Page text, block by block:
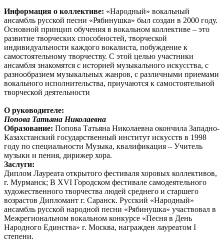
Информация о коллективе: «Народный» вокальный
ансамбль русской песни «Рябинушка» был создан в 2000 году.
Основной принцип обучения в вокальном коллективе – это
развитие творческих способностей, творческой
индивидуальности каждого вокалиста, побуждение к
самостоятельному творчеству. С этой целью участники
ансамбля знакомятся с историей музыкального искусства, с
разнообразием музыкальных жанров, с различными приемами
вокального исполнительства, приучаются к самостоятельной
творческой деятельности
О руководителе:
Попова Татьяна Николаевна
Образование: Попова Татьяна Николаевна окончила Западно-
Казахстанский государственный институт искусств в 1998
году по специальности Музыка, квалификация – Учитель
музыки и пения, дирижер хора.
Заслуги:
Диплом Лауреата открытого фестиваля хоровых коллективов,
г. Мурманск; В XVI Городском фестивале самодеятельного
художественного творчества людей среднего и старшего
возрастов Дипломант г. Саранск. Русский «Народный»
ансамбль русской народной песни «Рябинушка» участвовал в
Межрегиональном вокальном конкурсе «Песня в День
Народного Единства» г. Москва, награжден лауреатом I
степени.